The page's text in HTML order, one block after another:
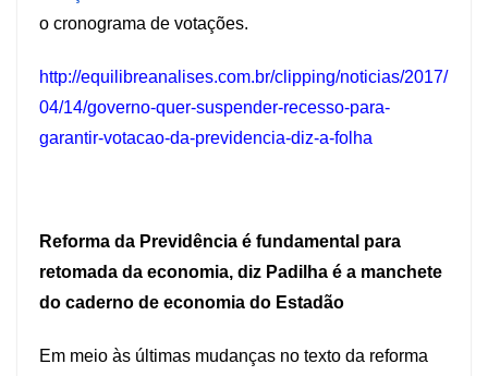
o cronograma de votações.
http://equilibreanalises.com.br/clipping/noticias/2017/
04/14/governo-quer-suspender-recesso-para-
garantir-votacao-da-previdencia-diz-a-folha
Reforma da Previdência é fundamental para
retomada da economia, diz Padilha é a manchete
do caderno de economia do Estadão
Em meio às últimas mudanças no texto da reforma